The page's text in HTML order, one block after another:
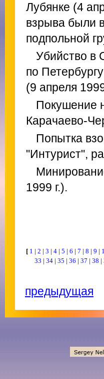
Лубянке (4
взрыва были
подпольной
Убийство в
по
(9 апреля
Покушение
Карачаево-
Попытка
"Интурист",
1999 г.).
[ 1 | 2 | 3 | 4 | 5 | 6 | 7 | 8 | 9 |
33 | 34 | 35 | 36 | 37 | 38 |
предыдущая